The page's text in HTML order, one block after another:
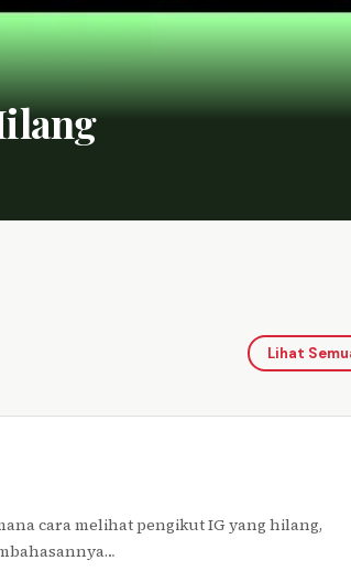
Lihat
cara melihat pengikut IG yang hilang,